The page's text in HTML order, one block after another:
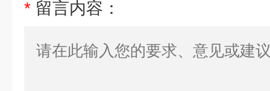
* 留言内容：